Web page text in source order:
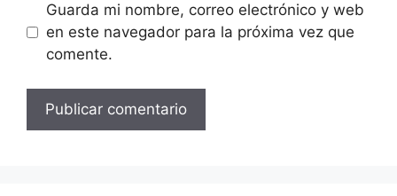
Guarda mi nombre, correo electrónico y web
en este navegador para la próxima vez que
comente.